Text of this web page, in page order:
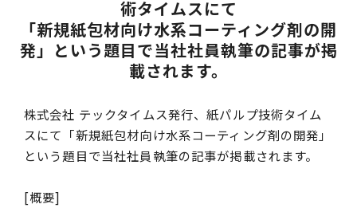
つぶやき
術タイムスにて
「新規紙包材向け水系コーティング剤の開
発」という題目で当社社員執筆の記事が掲
載されます。
株式会社 テックタイムス発行、紙パルプ技術タイム
スにて「新規紙包材向け水系コーティング剤の開発」
という題目で当社社員執筆の記事が掲載されます。
[概要]